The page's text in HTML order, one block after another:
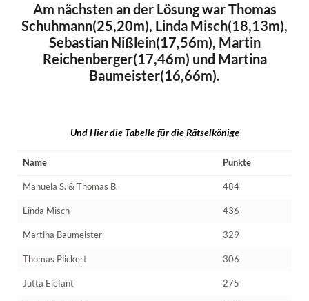
Am nächsten an der Lösung war Thomas
Schuhmann(25,20m), Linda Misch(18,13m),
Sebastian Nißlein(17,56m), Martin
Reichenberger(17,46m) und Martina
Baumeister(16,66m).
Und Hier die Tabelle für die Rätselkönige
Name Punkte
Manuela S. & Thomas B. 484
Linda Misch 436
Martina Baumeister 329
Thomas Plickert 306
Jutta Elefant 275